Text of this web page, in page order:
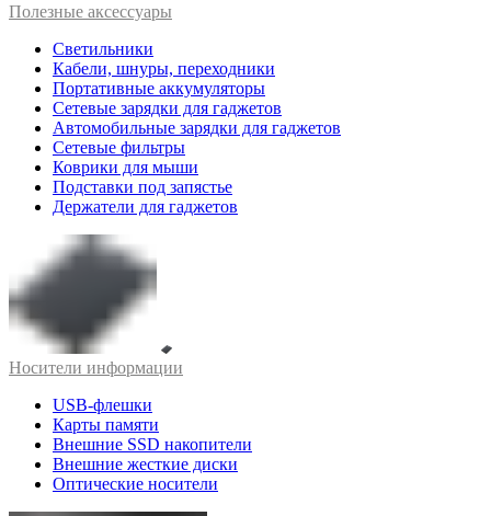
Полезные аксессуары
Светильники
Кабели, шнуры, переходники
Портативные аккумуляторы
Сетевые зарядки для гаджетов
Автомобильные зарядки для гаджетов
Сетевые фильтры
Коврики для мыши
Подставки под запястье
Держатели для гаджетов
Носители информации
USB-флешки
Карты памяти
Внешние SSD накопители
Внешние жесткие диски
Оптические носители